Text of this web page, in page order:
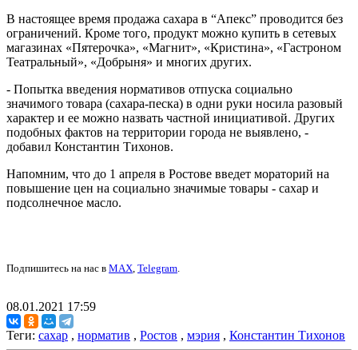
В настоящее время продажа сахара в “Апекс” проводится без
ограничений. Кроме того, продукт можно купить в сетевых
магазинах «Пятерочка», «Магнит», «Кристина», «Гастроном
Театральный», «Добрыня» и многих других.
- Попытка введения нормативов отпуска социально
значимого товара (сахара-песка) в одни руки носила разовый
характер и ее можно назвать частной инициативой. Других
подобных фактов на территории города не выявлено, -
добавил Константин Тихонов.
Напомним, что до 1 апреля в Ростове введет мораторий на
повышение цен на социально значимые товары - сахар и
подсолнечное масло.
Подпишитесь на нас в MAX, Telegram.
08.01.2021 17:59
Теги: сахар , норматив , Ростов , мэрия , Константин Тихонов